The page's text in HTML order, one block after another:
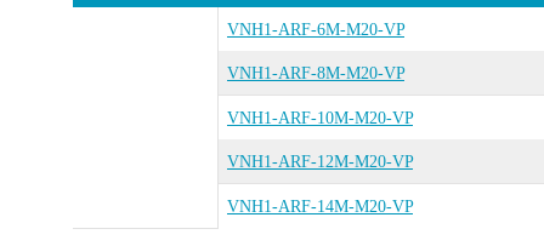
VNH1-ARF-6M-M20-VP
VNH1-ARF-8M-M20-VP
VNH1-ARF-10M-M20-VP
VNH1-ARF-12M-M20-VP
VNH1-ARF-14M-M20-VP